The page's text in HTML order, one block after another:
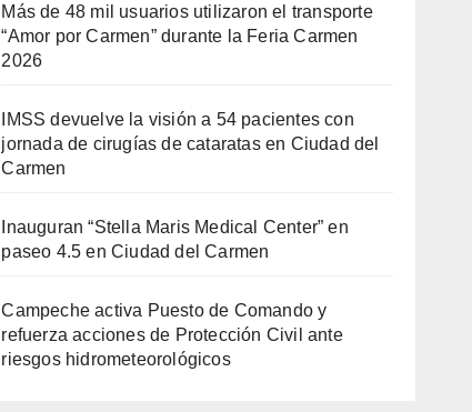
Más de 48 mil usuarios utilizaron el transporte
“Amor por Carmen” durante la Feria Carmen
2026
IMSS devuelve la visión a 54 pacientes con
jornada de cirugías de cataratas en Ciudad del
Carmen
Inauguran “Stella Maris Medical Center” en
paseo 4.5 en Ciudad del Carmen
Campeche activa Puesto de Comando y
refuerza acciones de Protección Civil ante
riesgos hidrometeorológicos